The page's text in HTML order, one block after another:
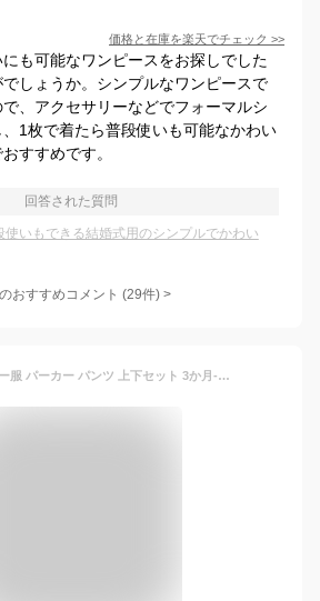
価格と在庫を楽天でチェック >>
も可能なワンピースをお探しでした
しょうか。シンプルなワンピースで
、アクセサリーなどでフォーマルシ
1枚で着たら普段使いも可能なかわい
すすめです。
回答された質問
使いもできる結婚式用のシンプルでかわい
おすすめコメント (29件) >
アディダス ベビー服 パーカー パンツ 上下セット 3か月-18か月 0歳 1歳 2歳 アディカラー フーディ セットアップ スウェット 裏パイル ボーイズ 男の子 子供服 赤ちゃん ベビー 出産祝い ブラック ブランド スポーツ 春 秋 冬 Adidas Originals Boy's Adicolor Hoodie Set